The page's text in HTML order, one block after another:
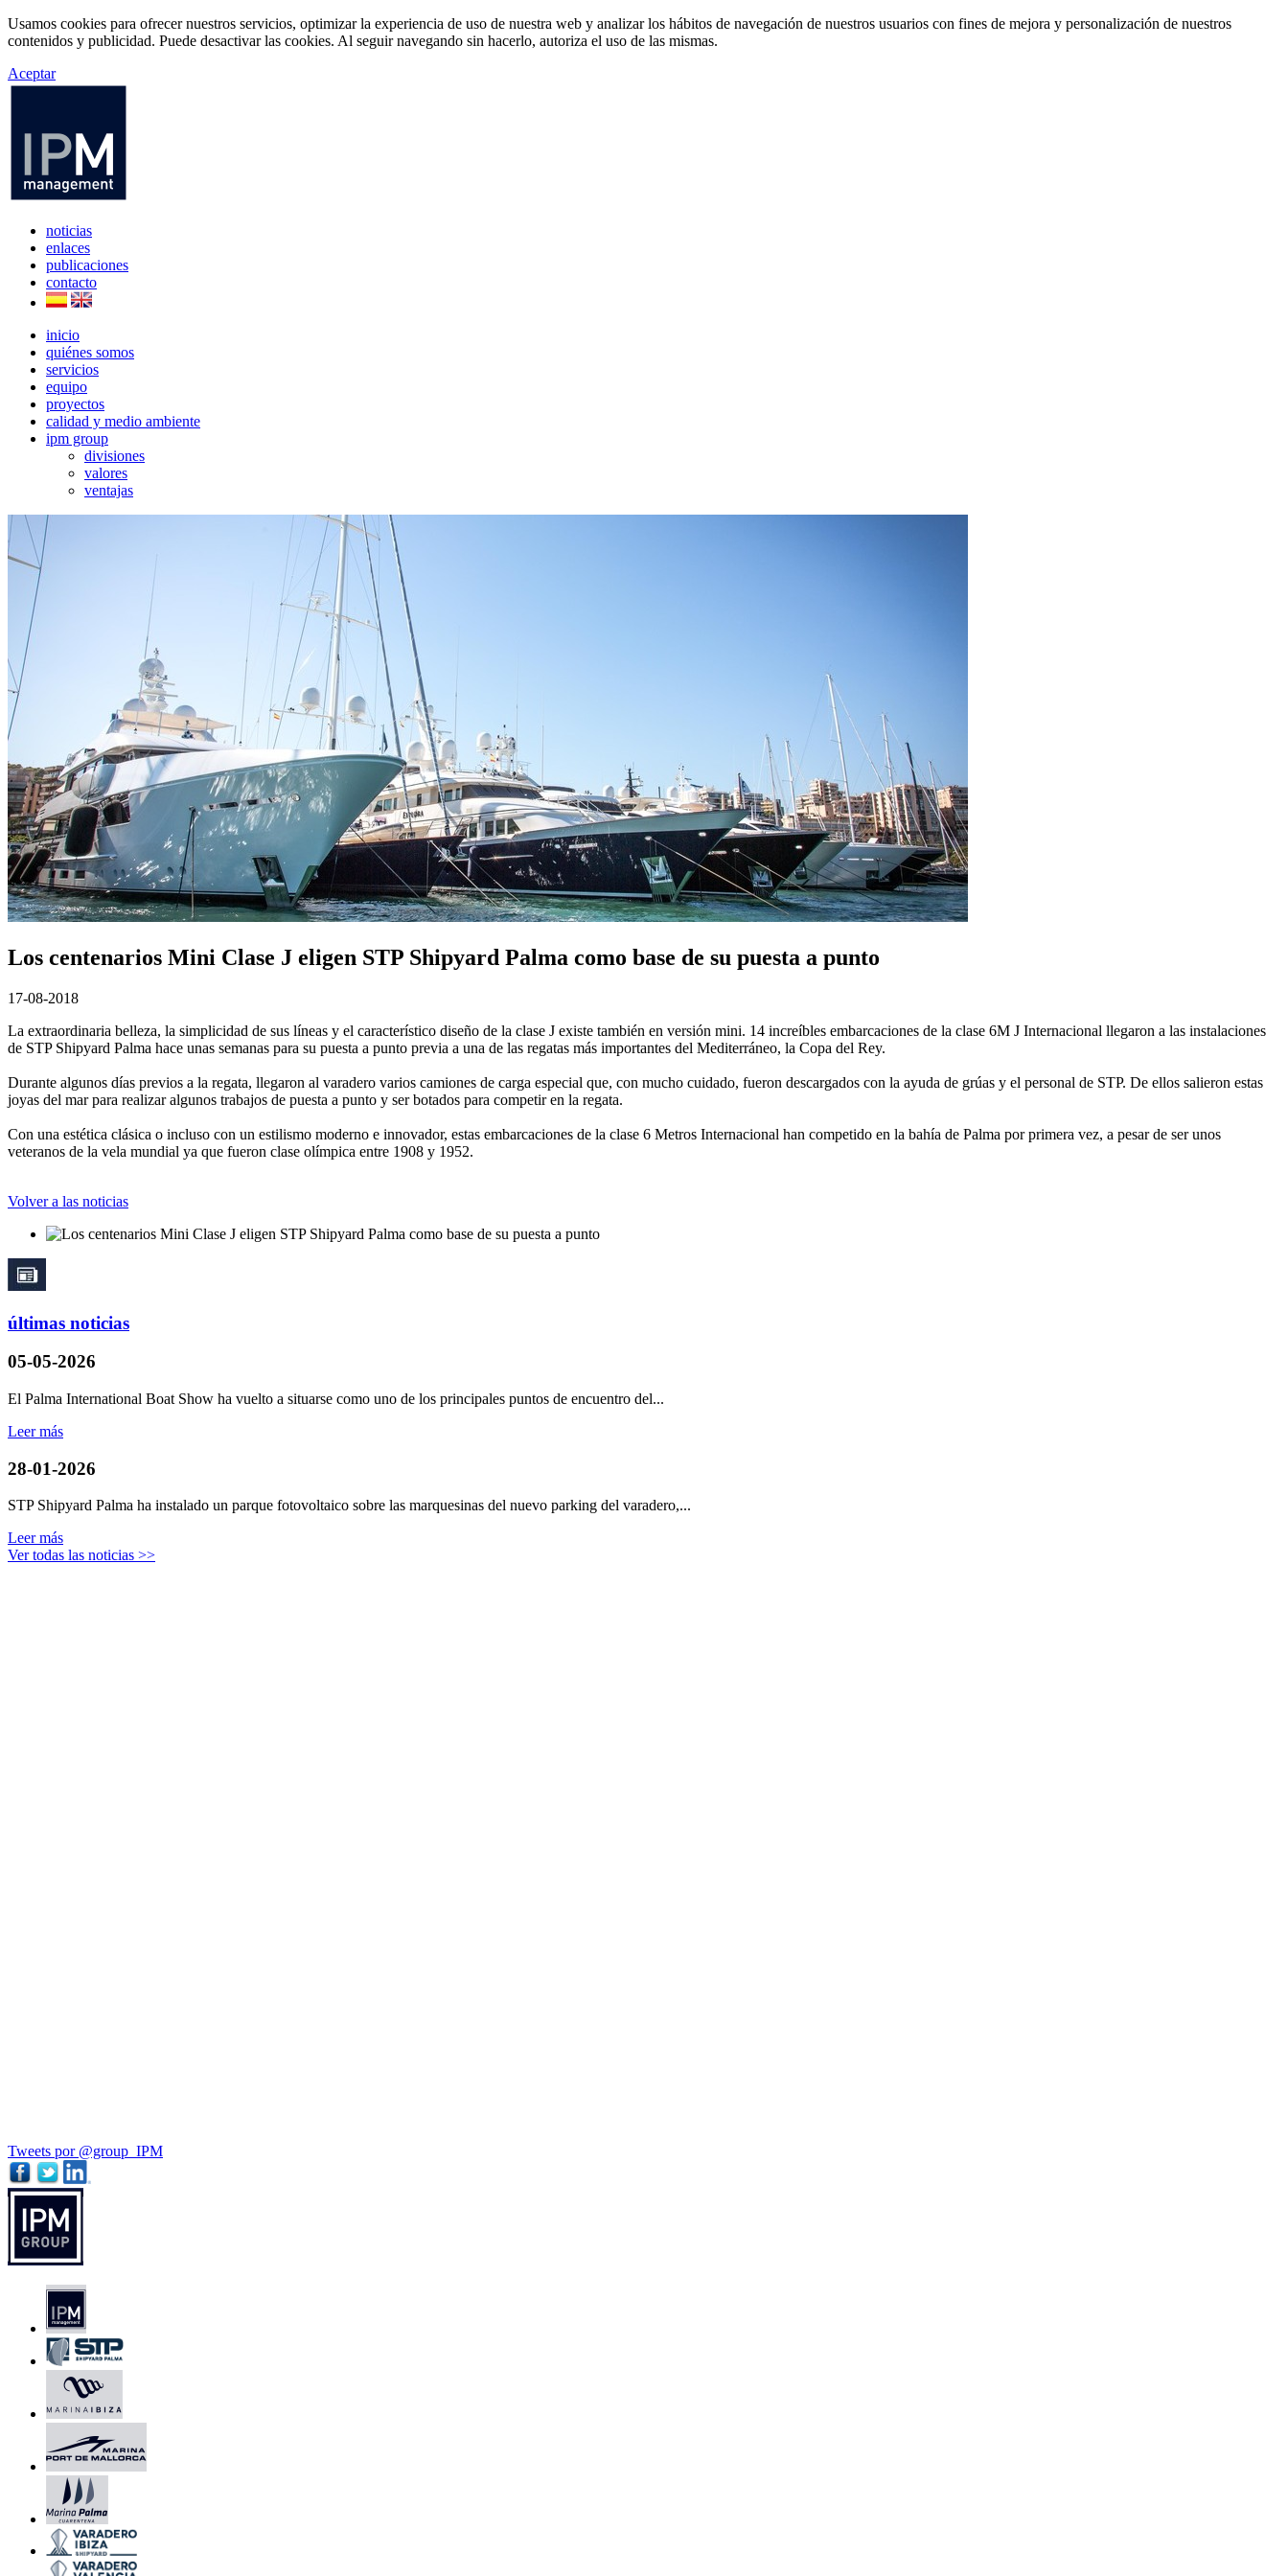
Usamos cookies para ofrecer nuestros servicios, optimizar la experiencia de uso de nuestra web y analizar los hábitos de navegación de nuestros usuarios con fines de mejora y personalización de nuestros
contenidos y publicidad. Puede desactivar las cookies. Al seguir navegando sin hacerlo, autoriza el uso de las mismas.
Aceptar
noticias
enlaces
publicaciones
contacto
inicio
quiénes somos
servicios
equipo
proyectos
calidad y medio ambiente
ipm group
divisiones
valores
ventajas
Los centenarios Mini Clase J eligen STP Shipyard Palma como base de su puesta a punto
17-08-2018
La extraordinaria belleza, la simplicidad de sus líneas y el característico diseño de la clase J existe también en versión mini. 14 increíbles embarcaciones de la clase 6M J Internacional llegaron a las instalaciones
de STP Shipyard Palma hace unas semanas para su puesta a punto previa a una de las regatas más importantes del Mediterráneo, la Copa del Rey.
Durante algunos días previos a la regata, llegaron al varadero varios camiones de carga especial que, con mucho cuidado, fueron descargados con la ayuda de grúas y el personal de STP. De ellos salieron estas
joyas del mar para realizar algunos trabajos de puesta a punto y ser botados para competir en la regata.
Con una estética clásica o incluso con un estilismo moderno e innovador, estas embarcaciones de la clase 6 Metros Internacional han competido en la bahía de Palma por primera vez, a pesar de ser unos
veteranos de la vela mundial ya que fueron clase olímpica entre 1908 y 1952.
Volver a las noticias
últimas noticias
05-05-2026
El Palma International Boat Show ha vuelto a situarse como uno de los principales puntos de encuentro del...
Leer más
28-01-2026
STP Shipyard Palma ha instalado un parque fotovoltaico sobre las marquesinas del nuevo parking del varadero,...
Leer más
Ver todas las noticias >>
Tweets por @group_IPM